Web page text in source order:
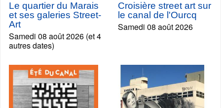
Le quartier du Marais
et ses galeries Street-
Art
Samedi 08 août 2026 (et 4
autres dates)
Croisière street art sur
le canal de l'Ourcq
Samedi 08 août 2026